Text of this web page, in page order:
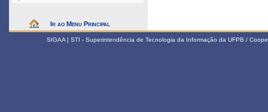
Ir ao Menu Principal
SIGAA | STI - Superintendência de Tecnologia da Informação da UFPB /